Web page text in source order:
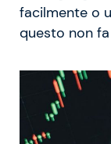
facilmente o
questo non